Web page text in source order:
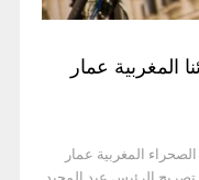
المغربية عمار
المغربية عمار